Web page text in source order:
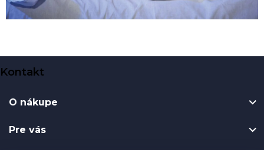
á
Kontakt
O nákupe
Pre vás